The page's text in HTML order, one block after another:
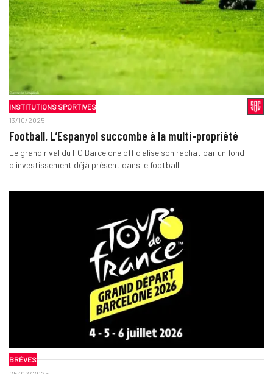
INSTITUTIONS SPORTIVES
13/10/2025
Football. L’Espanyol succombe à la multi-propriété
Le grand rival du FC Barcelone officialise son rachat par un fond
d'investissement déjà présent dans le football.
BRÈVES